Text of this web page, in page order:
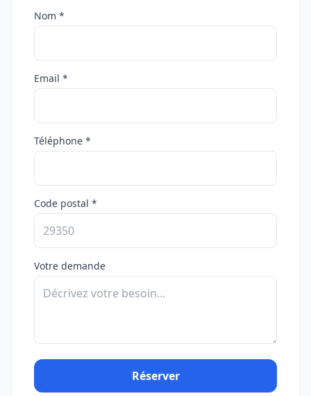
Nom *
Email *
Téléphone *
Code postal *
Votre demande
Réserver